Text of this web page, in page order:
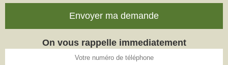
On vous rappelle immediatement